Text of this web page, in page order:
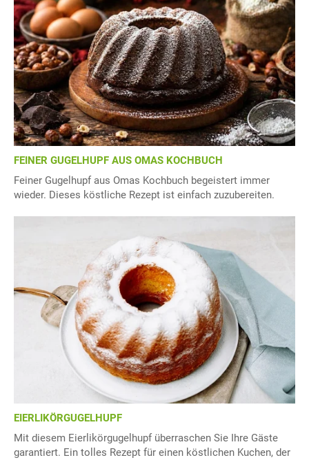
FEINER GUGELHUPF AUS OMAS KOCHBUCH
Feiner Gugelhupf aus Omas Kochbuch begeistert immer
wieder. Dieses köstliche Rezept ist einfach zuzubereiten.
EIERLIKÖRGUGELHUPF
Mit diesem Eierlikörgugelhupf überraschen Sie Ihre Gäste
garantiert. Ein tolles Rezept für einen köstlichen Kuchen, der